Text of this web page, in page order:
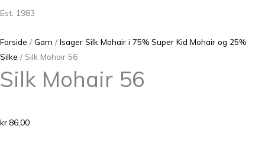
Est. 1983
Forside / Garn / Isager Silk Mohair i 75% Super Kid Mohair og 25%
Silke / Silk Mohair 56
Silk Mohair 56
kr.86,00